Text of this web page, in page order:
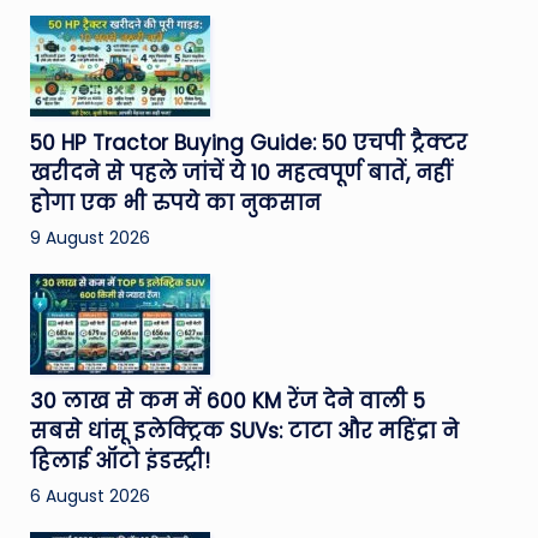
50 HP Tractor Buying Guide: 50 एचपी ट्रैक्टर
खरीदने से पहले जांचें ये 10 महत्वपूर्ण बातें, नहीं
होगा एक भी रुपये का नुकसान
9 August 2026
30 लाख से कम में 600 KM रेंज देने वाली 5
सबसे धांसू इलेक्ट्रिक SUVs: टाटा और महिंद्रा ने
हिलाई ऑटो इंडस्ट्री!
6 August 2026